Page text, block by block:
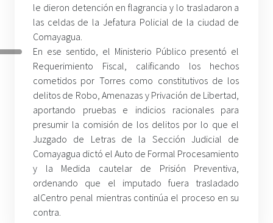
le dieron detención en flagrancia y lo trasladaron a
las celdas de la Jefatura Policial de la ciudad de
Comayagua.
En ese sentido, el Ministerio Público presentó el
Requerimiento Fiscal, calificando los hechos
cometidos por Torres como constitutivos de los
delitos de Robo, Amenazas y Privación de Libertad,
aportando pruebas e indicios racionales para
presumir la comisión de los delitos por lo que el
Juzgado de Letras de la Sección Judicial de
Comayagua dictó el Auto de Formal Procesamiento
y la Medida cautelar de Prisión Preventiva,
ordenando que el imputado fuera trasladado
alCentro penal mientras continúa el proceso en su
contra.